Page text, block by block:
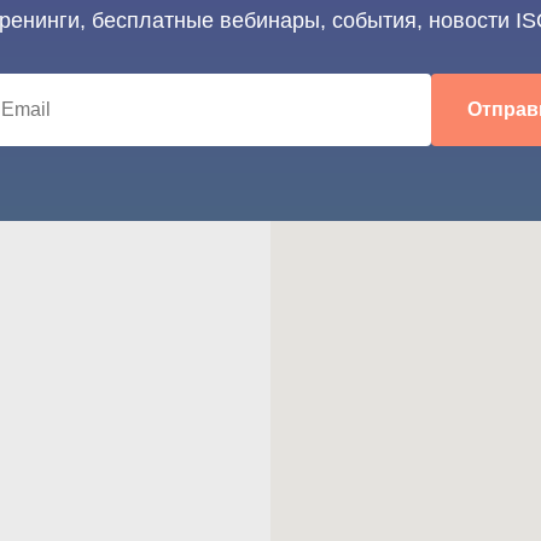
бесплатные вебинары, события, новости